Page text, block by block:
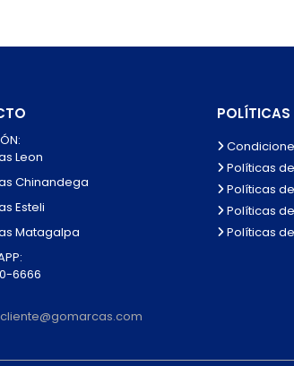
Leon
Chinandega
Esteli
Matagalpa
6666
POLÍTICAS
Políticas
Políticas
Políticas
Políticas